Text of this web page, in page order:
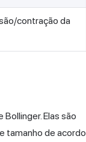
contração da
Elas são
tamanho de acordo